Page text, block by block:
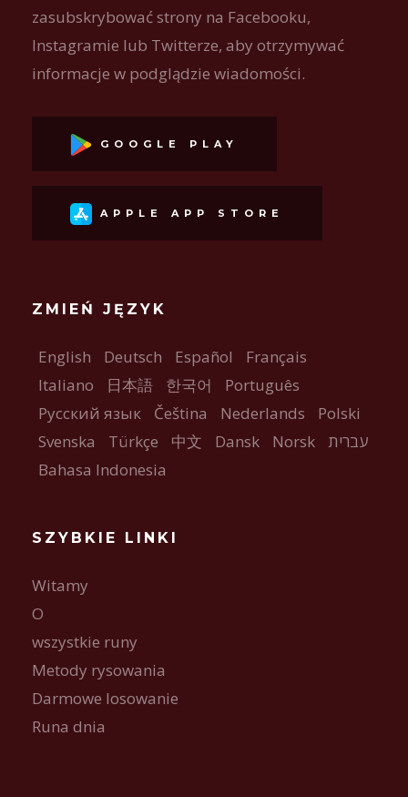
zasubskrybować strony na Facebooku,
Instagramie lub Twitterze, aby otrzymywać
informacje w podglądzie wiadomości.
GOOGLE PLAY
APPLE APP STORE
ZMIEŃ JĘZYK
English Deutsch Español
Français
Italiano
日本語 한국어
Português
Русский язык
Čeština Nederlands
Polski
Svenska
Türkçe 中文 Dansk Norsk
עברית
Bahasa Indonesia
SZYBKIE LINKI
Witamy
O
wszystkie runy
Metody rysowania
Darmowe losowanie
Runa dnia